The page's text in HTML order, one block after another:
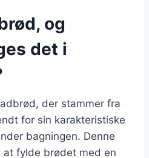
og
det i
der stammer fra
for sin karakteristiske
bagningen. Denne
at fylde brødet med en